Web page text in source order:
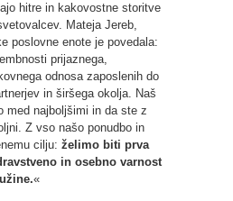
hitre in kakovostne storitve
Mateja Jereb,
poslovne enote je povedala:
prijaznega,
odnosa zaposlenih do
in širšega okolja. Naš
med najboljšimi in da ste z
Z vso našo ponudbo in
cilju: želimo biti prva
in osebno varnost
«